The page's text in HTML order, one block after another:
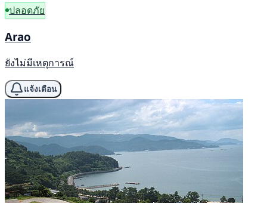
ปลอดภัย
Arao
ยังไม่มีเหตุการณ์
แจ้งเตือน